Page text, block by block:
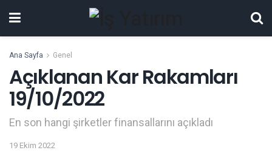
Ana Sayfa Genel
Açıklanan Kar Rakamları
19/10/2022
En son hangi şirketler finansallarını açıkladı
19 Ekim 2022